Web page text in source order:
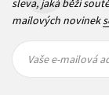
sleva, jaká běží
mailových novinek
mailová
mailová
Vaše e-mailová